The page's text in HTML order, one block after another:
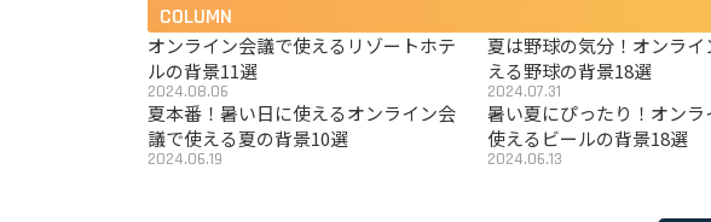
COLUMN
オンライン会議で使えるリゾートホテ
ルの背景11選
2024.08.06
夏は野球の気分！オンラ
える野球の背景18選
2024.07.31
夏本番！暑い日に使えるオンライン会
議で使える夏の背景10選
2024.06.19
暑い夏にぴったり！オンラ
使えるビールの背景18選
2024.06.13